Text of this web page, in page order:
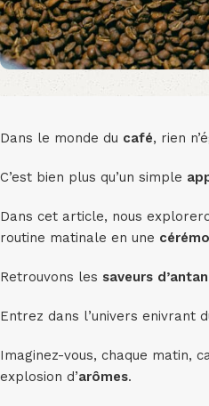
Dans le monde du café, rien
C’est bien plus qu’un simple
Dans cet article, nous
routine matinale en une
Retrouvons les saveurs d’antan
Entrez dans l’univers enivrant
Imaginez-vous, chaque matin,
explosion d’arômes.